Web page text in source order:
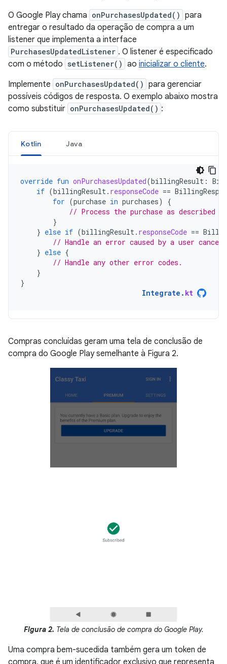
O Google Play chama onPurchasesUpdated() para
entregar o resultado da operação de compra a um
listener que implementa a interface
PurchasesUpdatedListener . O listener é especificado
com o método setListener() ao inicializar o cliente.
Implemente onPurchasesUpdated() para gerenciar
possíveis códigos de resposta. O exemplo abaixo mostra
como substituir onPurchasesUpdated() :
Kotlin Java
override fun onPurchasesUpdated(billingResult :
if (billingResult. responseCode ==
for (purchase in purchases)
{
// Process the purchase as described
}
} else if (billingResult. responseCode ==
// Handle an error caused by a user
} else {
// Handle any other error codes.
}
}
Integrate . kt
Compras concluídas geram uma tela de conclusão de
compra do Google Play semelhante à Figura 2.
Figura 2. Tela de conclusão de compra do Google Play.
Uma compra bem-sucedida também gera um token de
compra, que é um identificador exclusivo que representa